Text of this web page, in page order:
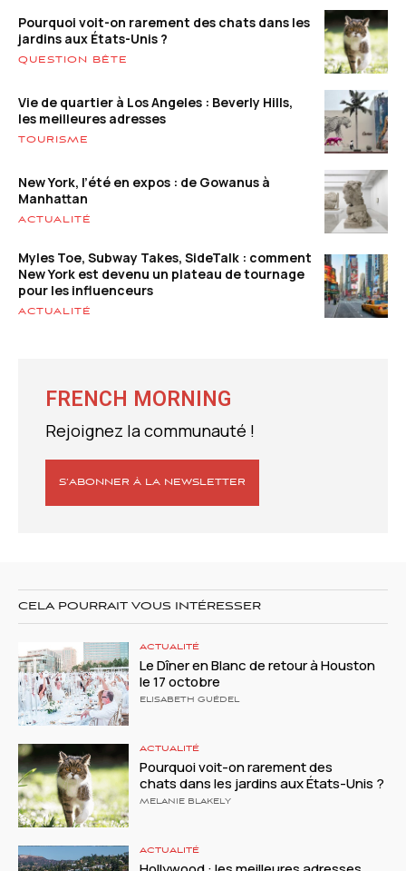
Pourquoi voit-on rarement des chats dans les
jardins aux États-Unis ?
QUESTION BÊTE
Vie de quartier à Los Angeles : Beverly Hills,
les meilleures adresses
TOURISME
New York, l’été en expos : de Gowanus à
Manhattan
ACTUALITÉ
Myles Toe, Subway Takes, SideTalk : comment
New York est devenu un plateau de tournage
pour les influenceurs
ACTUALITÉ
FRENCH MORNING
Rejoignez la communauté !
S’ABONNER À LA NEWSLETTER
CELA POURRAIT VOUS INTÉRESSER
ACTUALITÉ
Le Dîner en Blanc de retour à Houston
le 17 octobre
ELISABETH GUÉDEL
ACTUALITÉ
Pourquoi voit-on rarement des
chats dans les jardins aux États-Unis ?
MELANIE BLAKELY
ACTUALITÉ